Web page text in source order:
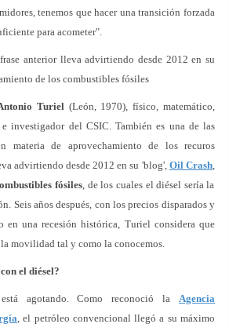
tenemos que hacer una transición forzada
para acometer".
anterior lleva advirtiendo desde 2012 en su
de los combustibles fósiles
Turiel(León, 1970), físico, matemático,
investigador del CSIC. También es una de las
materia de aprovechamiento de los recuros
advirtiendo desde 2012 en su 'blog', Oil Crash,
fósiles, de los cuales el diésel sería la
Seis años después, con los precios disparados y
en una recesión histórica, Turiel considera que
movilidad tal y como la conocemos.
el diésel?
agotando. Como reconoció la
Agencia
, el petróleo convencional llegó a su máximo